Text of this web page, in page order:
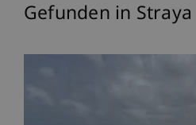
Gefunden in Straya